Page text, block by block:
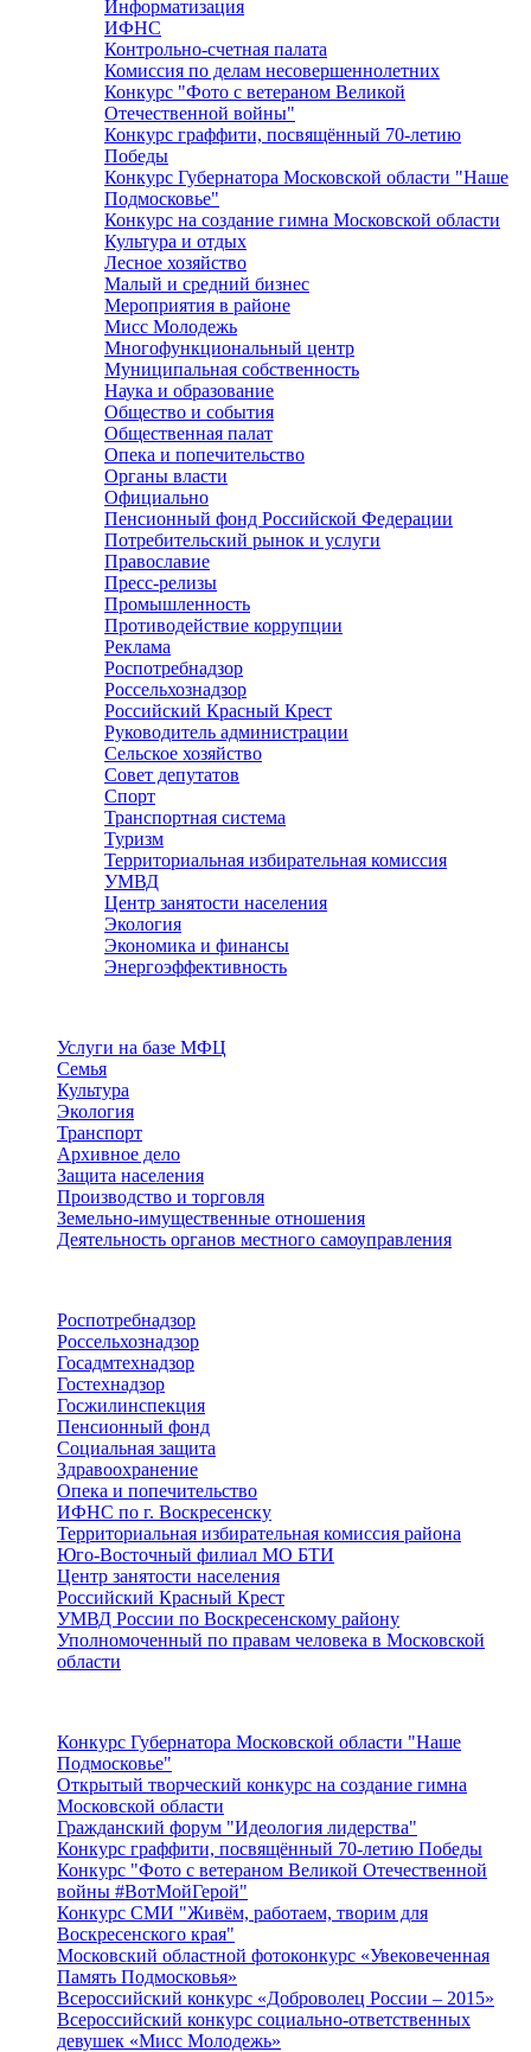
Информатизация
ИФНС
Контрольно-счетная палата
Комиссия по делам несовершеннолетних
Конкурс "Фото с ветераном Великой
Отечественной войны"
Конкурс граффити, посвящённый 70-летию
Победы
Конкурс Губернатора Московской области "Наше
Подмосковье"
Конкурс на создание гимна Московской области
Культура и отдых
Лесное хозяйство
Малый и средний бизнес
Мероприятия в районе
Мисс Молодежь
Многофункциональный центр
Муниципальная собственность
Наука и образование
Общество и события
Общественная палат
Опека и попечительство
Органы власти
Официально
Пенсионный фонд Российской Федерации
Потребительский рынок и услуги
Православие
Пресс-релизы
Промышленность
Противодействие коррупции
Реклама
Роспотребнадзор
Россельхознадзор
Российский Красный Крест
Руководитель администрации
Сельское хозяйство
Совет депутатов
Спорт
Транспортная система
Туризм
Территориальная избирательная комиссия
УМВД
Центр занятости населения
Экология
Экономика и финансы
Энергоэффективность
Услуги на базе МФЦ
Семья
Культура
Экология
Транспорт
Архивное дело
Защита населения
Производство и торговля
Земельно-имущественные отношения
Деятельность органов местного самоуправления
Роспотребнадзор
Россельхознадзор
Госадмтехнадзор
Гостехнадзор
Госжилинспекция
Пенсионный фонд
Социальная защита
Здравоохранение
Опека и попечительство
ИФНС по г. Воскресенску
Территориальная избирательная комиссия района
Юго-Восточный филиал МО БТИ
Центр занятости населения
Российский Красный Крест
УМВД России по Воскресенскому району
Уполномоченный по правам человека в Московской
области
Конкурс Губернатора Московской области "Наше
Подмосковье"
Открытый творческий конкурс на создание гимна
Московской области
Гражданский форум "Идеология лидерства"
Конкурс граффити, посвящённый 70-летию Победы
Конкурс "Фото с ветераном Великой Отечественной
войны #ВотМойГерой"
Конкурс СМИ "Живём, работаем, творим для
Воскресенского края"
Московский областной фотоконкурс «Увековеченная
Память Подмосковья»
Всероссийский конкурс «Доброволец России – 2015»
Всероссийский конкурс социально-ответственных
девушек «Мисс Молодежь»